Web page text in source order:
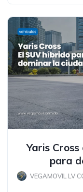
Yaris
para
VEGAMOVIL LV